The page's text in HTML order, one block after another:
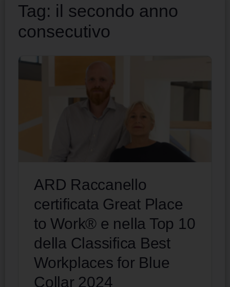
Tag: il secondo anno
consecutivo
ARD Raccanello
certificata Great Place
to Work® e nella Top 10
della Classifica Best
Workplaces for Blue
Collar 2024